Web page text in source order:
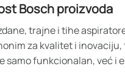
Bosch proizvoda
trajne i tihe
za kvalitet i
samo funkcionalan, već i